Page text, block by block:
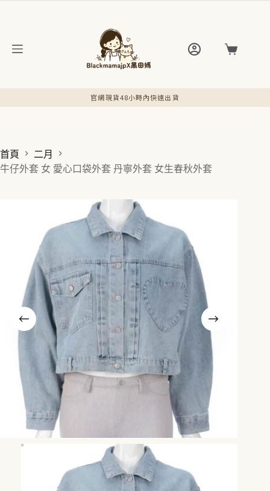
購
官網現貨48小時內快速出貨
首頁
二月
牛仔外套 女 愛心口袋外套 丹寧外套 女生春秋外套